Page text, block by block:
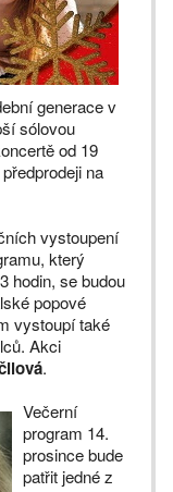
generace v
sólovou
od 19
na
vystoupení
který
hodin, se budou
popové
vystoupí také
Akci
.
Večerní
program 14.
prosince bude
patřit jedné z